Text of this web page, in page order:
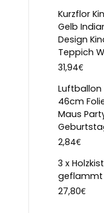
Kurzflor
Gelb
Design
Teppich
31,94€
Luftballon
46cm
Maus
2,84€
3 x
geflammt
27,80€